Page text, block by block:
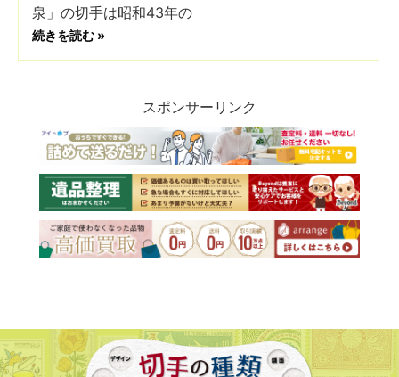
泉」の切手は昭和43年の
続きを読む »
スポンサーリンク